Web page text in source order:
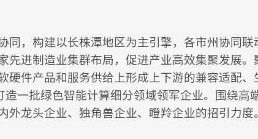
同，构建以长株潭地区为主引擎，各市州协同
先进制造业集群布局，促进产业高效集聚发展。
硬件产品和服务供给上形成上下游的兼容适配、
造一批绿色智能计算细分领域领军企业。围绕高
龙头企业、独角兽企业、瞪羚企业的招引力度